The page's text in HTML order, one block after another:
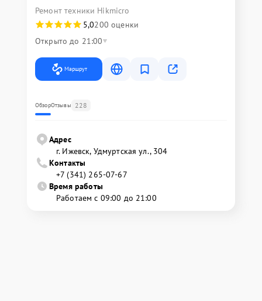
Ремонт техники Hikmicro
5,0200 оценки
Открыто до 21:00
Маршрут
ОбзорОтзывы 228
Адрес
г. Ижевск, Удмуртская ул., 304
Контакты
+7 (341) 265-07-67
Время работы
Работаем с 09:00 до 21:00